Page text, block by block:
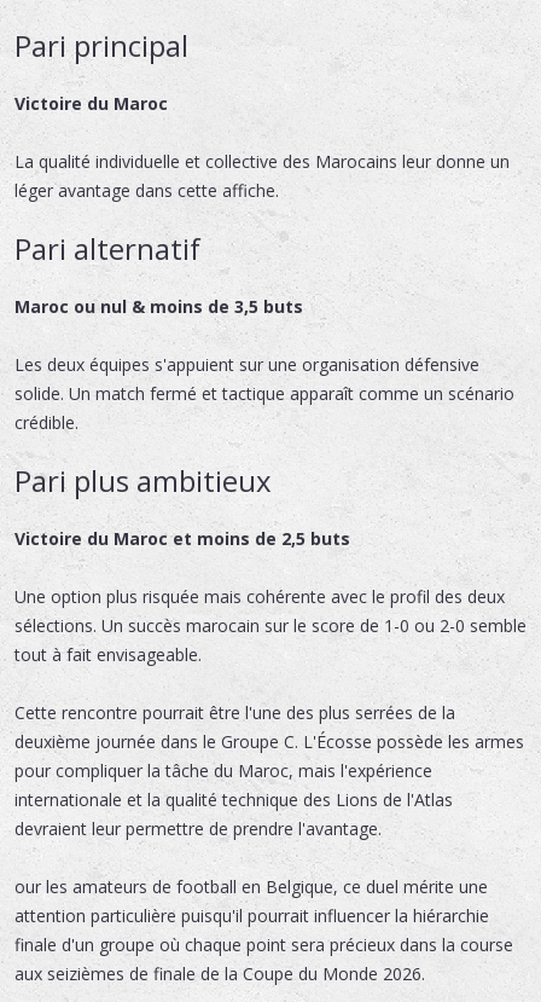
Pari principal
Victoire du Maroc
La qualité individuelle et collective des Marocains leur donne un
léger avantage dans cette affiche.
Pari alternatif
Maroc ou nul & moins de 3,5 buts
Les deux équipes s'appuient sur une organisation défensive
solide. Un match fermé et tactique apparaît comme un scénario
crédible.
Pari plus ambitieux
Victoire du Maroc et moins de 2,5 buts
Une option plus risquée mais cohérente avec le profil des deux
sélections. Un succès marocain sur le score de 1-0 ou 2-0 semble
tout à fait envisageable.
Cette rencontre pourrait être l'une des plus serrées de la
deuxième journée dans le Groupe C. L'Écosse possède les armes
pour compliquer la tâche du Maroc, mais l'expérience
internationale et la qualité technique des Lions de l'Atlas
devraient leur permettre de prendre l'avantage.
our les amateurs de football en Belgique, ce duel mérite une
attention particulière puisqu'il pourrait influencer la hiérarchie
finale d'un groupe où chaque point sera précieux dans la course
aux seizièmes de finale de la Coupe du Monde 2026.